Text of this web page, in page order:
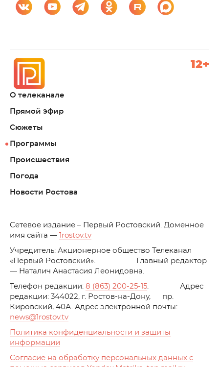
О телеканале
Прямой эфир
Сюжеты
Программы
Происшествия
Погода
Новости Ростова
12+
Cетевое издание – Первый Ростовский. Доменное
имя сайта —
1rostov.tv
Учредитель: Акционерное общество Телеканал
«Первый Ростовский». Главный редактор
— Наталич Анастасия Леонидовна.
Телефон редакции: 8 (863) 200-25-15. Адрес
редакции: 344022, г. Ростов-на-Дону, пр.
Кировский, 40А. Адрес электронной почты:
news@1rostov.tv
Политика конфиденциальности и защиты
информации
Согласие на обработку персональных данных с